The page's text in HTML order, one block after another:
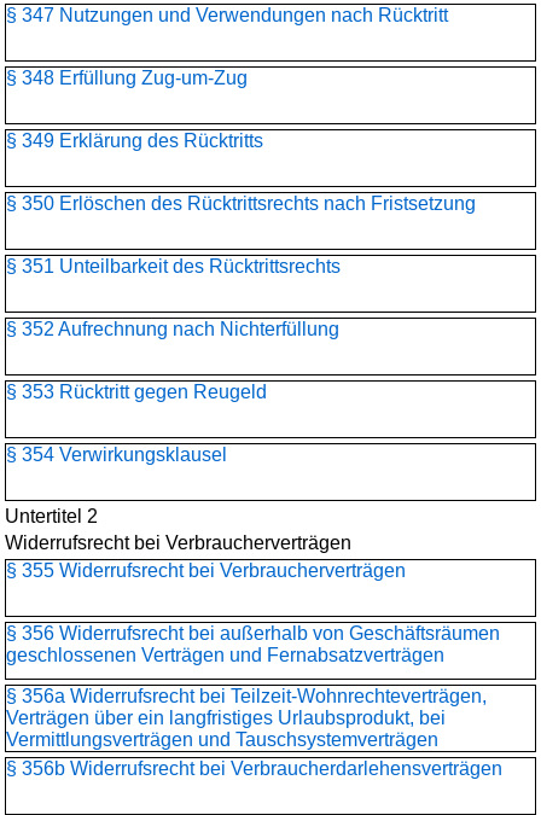
§ 347 Nutzungen und Verwendungen nach Rücktritt
§ 348 Erfüllung Zug-um-Zug
§ 349 Erklärung des Rücktritts
§ 350 Erlöschen des Rücktrittsrechts nach Fristsetzung
§ 351 Unteilbarkeit des Rücktrittsrechts
§ 352 Aufrechnung nach Nichterfüllung
§ 353 Rücktritt gegen Reugeld
§ 354 Verwirkungsklausel
Untertitel 2
Widerrufsrecht bei Verbraucherverträgen
§ 355 Widerrufsrecht bei Verbraucherverträgen
§ 356 Widerrufsrecht bei außerhalb von Geschäftsräumen
geschlossenen Verträgen und Fernabsatzverträgen
§ 356a Widerrufsrecht bei Teilzeit-Wohnrechteverträgen,
Verträgen über ein langfristiges Urlaubsprodukt, bei
Vermittlungsverträgen und Tauschsystemverträgen
§ 356b Widerrufsrecht bei Verbraucherdarlehensverträgen